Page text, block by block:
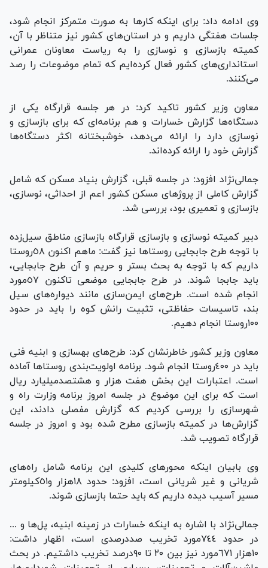
وی ادامه داد: برای اینکه کار‌ها به صورت متمرکز انجام شود،
جلسات هفتگی داریم و در استان‌های کشور نیز متناظر با آن،
کمیته بازسازی و نوسازی را به ریاست معاونان عمرانی
استانداری‌های کشور فعال کرده‌ایم که تمام موضوعات را رصد
می‌کنند.
معاون وزیر کشور تاکید کرد: در هر جلسه قرارگاه یکی از
دستگاه‌ها گزارش خسارات و هم برنامه‌ای که برای بازسازی و
نوسازی دارد را ارائه می‌دهد، خوشبختانه اکثر دستگاه‌ها
گزارش خود را ارائه کرده‌اند.
جمالی‌نژاد افزود: در جلسه قبلی، گزارش بنیاد مسکن که شامل
گزارش کاملی از پروژ‌های مسکن کشور اعم از احداثی، نوسازی،
بازسازی و تعمیری بود، بررسی شد.
دبیر کمیته نوسازی‌ و بازسازی قرارگاه بازسازی مناطق سیل‌زده
با توجه طرح جابجایی روستاها نیز گفت: ماهم اکنون ٥٨روستا
داریم که با توجه به بحث بستر و حریم و آن طرح جابجایی،
باید جابجا شوند. در طرح جابجایی موضعی تاکنون ٥٧مورد
انجام شده است. طرح‌های ایمن‌سازی مانند دیواره‌های سیل
بند، تاسیسات حفاظتی، تثبیت رانش کوه را باید در حدود
١٠٠روستا انجام دهیم.
معاون وزیر کشور خاطرنشان کرد: طرح‌های بهسازی و ابنیه فنی
باید در ٤٠٠روستا انجام شود. برنامه اولویت‌بندی روستا‌ها آماده
است. اعتبارات این بخش هفت هزار و هشتصدمیلیارد ریال
است که برای این موضوع در جلسه امروز برنامه وزارت راه و
شهرسازی را بررسی کردیم که گزارش مفصلی دادند، این
گزارش‌ها در کمیته بازسازی مطرح شده بود و امروز در جلسه
قرارگاه تصویب شد.
وی بابیان اینکه محور‌های کلیدی این برنامه شامل راه‌های
شریانی و غیر شریانی است، افزود: حدود ١٨هزار و٥١کیلومتر
مسیر آسیب دیده داریم که باید حتما بازسازی شوند.
جمالی‌نژاد با اشاره به اینکه خسارات در زمینه ابنیه، پل‌ها و ...
در حدود ٧٤٤مورد تخریب صددرصدی است، اظهار داشت:
١٠هزار ٦٧١مورد نیز بین ٢٠ تا ٩٠درصد تخریب داشتیم. در بحث